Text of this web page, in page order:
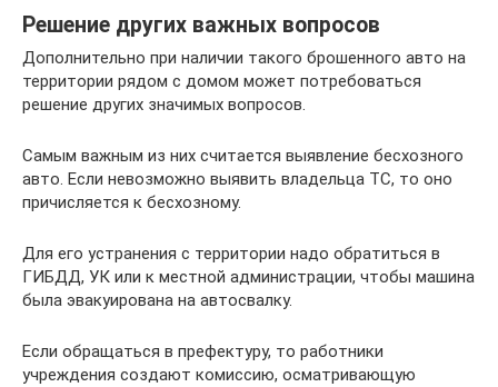
Решение других важных вопросов
Дополнительно при наличии такого брошенного авто на
территории рядом с домом может потребоваться
решение других значимых вопросов.
Самым важным из них считается выявление бесхозного
авто. Если невозможно выявить владельца ТС, то оно
причисляется к бесхозному.
Для его устранения с территории надо обратиться в
ГИБДД, УК или к местной администрации, чтобы машина
была эвакуирована на автосвалку.
Если обращаться в префектуру, то работники
учреждения создают комиссию, осматривающую